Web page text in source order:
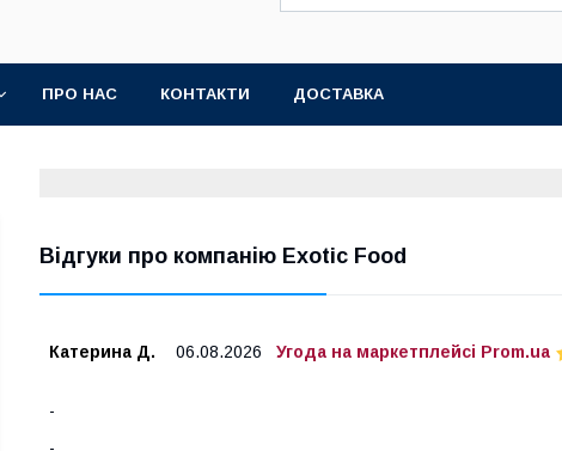
ПРО НАС КОНТАКТИ ДОСТАВКА
Відгуки про компанію Exotic Food
Катерина Д. 06.08.2026 Угода на маркетплейсі Prom.ua